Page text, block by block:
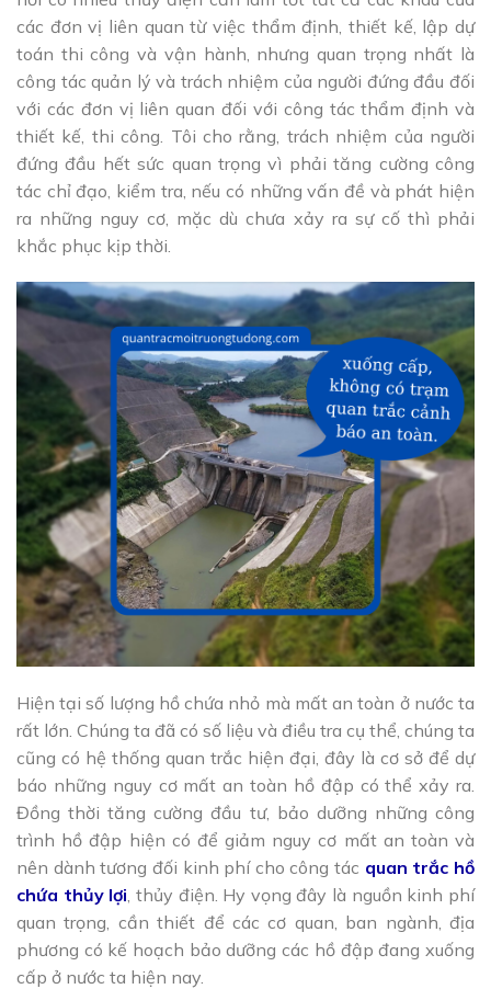
các đơn vị liên quan từ việc thẩm định, thiết kế, lập dự
toán thi công và vận hành, nhưng quan trọng nhất là
công tác quản lý và trách nhiệm của người đứng đầu đối
với các đơn vị liên quan đối với công tác thẩm định và
thiết kế, thi công. Tôi cho rằng, trách nhiệm của người
đứng đầu hết sức quan trọng vì phải tăng cường công
tác chỉ đạo, kiểm tra, nếu có những vấn đề và phát hiện
ra những nguy cơ, mặc dù chưa xảy ra sự cố thì phải
khắc phục kịp thời.
Hiện tại số lượng hồ chứa nhỏ mà mất an toàn ở nước ta
rất lớn. Chúng ta đã có số liệu và điều tra cụ thể, chúng ta
cũng có hệ thống quan trắc hiện đại, đây là cơ sở để dự
báo những nguy cơ mất an toàn hồ đập có thể xảy ra.
Đồng thời tăng cường đầu tư, bảo dưỡng những công
trình hồ đập hiện có để giảm nguy cơ mất an toàn và
nên dành tương đối kinh phí cho công tác quan trắc hồ
chứa thủy lợi , thủy điện. Hy vọng đây là nguồn kinh phí
quan trọng, cần thiết để các cơ quan, ban ngành, địa
phương có kế hoạch bảo dưỡng các hồ đập đang xuống
cấp ở nước ta hiện nay.